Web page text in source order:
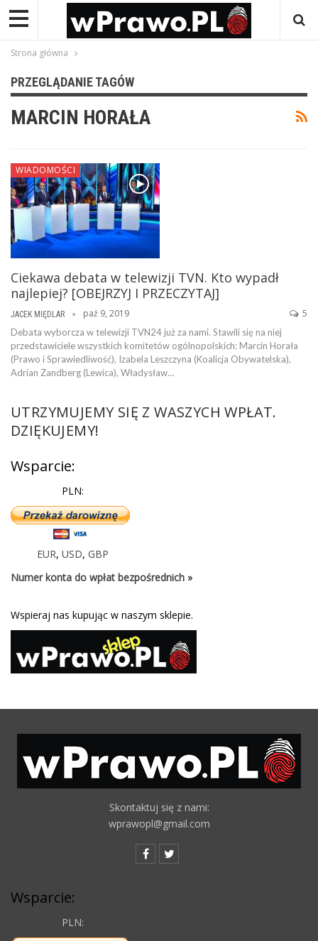
Strona główna
PRZEGLĄDANIE TAGÓW
MARCIN HORAŁA
WIADOMOŚCI
Ciekawa debata w telewizji TVN. Kto wypadł
najlepiej? [OBEJRZYJ I PRZECZYTAJ]
JACEK MIĘDLAR paź 9, 2019 5
Debata wyborcza w telewizji TVN24 już za nami. Stawili się na niej
przedstawiciele wszystkich komitetów ogólnopolskich: Marcin Horała
(Prawo i Sprawiedliwość), Izabela Leszczyna (Koalicja Obywatelska),
Adrian Zandberg (Lewica), Władysław…
UTRZYMUJEMY SIĘ Z WASZYCH WPŁAT.
DZIĘKUJEMY!
Wsparcie:
PLN:
EUR, USD, GBP
Numer konta do wpłat bezpośrednich »
Wspieraj nas kupując w naszym sklepie.
Skontaktuj się z nami:
wprawopl@gmail.com
Wsparcie:
PLN: